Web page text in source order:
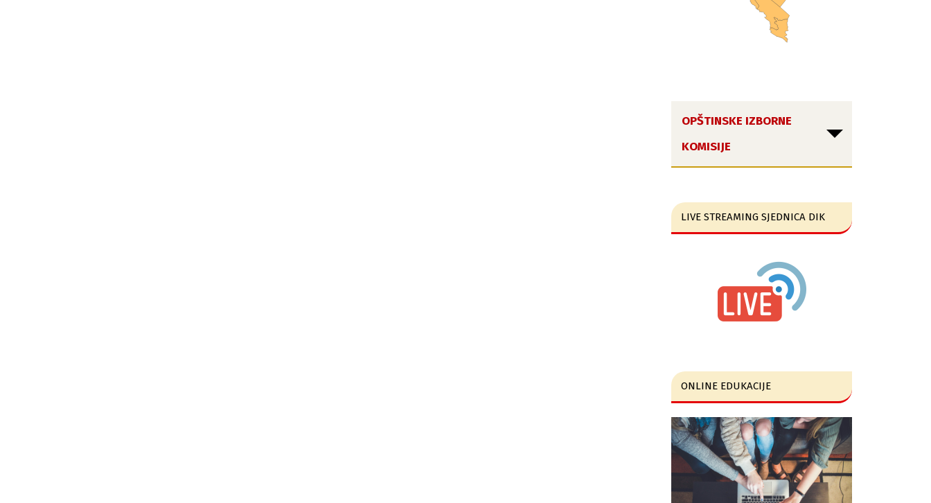
OPŠTINSKE IZBORNE
KOMISIJE
LIVE STREAMING SJEDNICA DIK
ONLINE EDUKACIJE